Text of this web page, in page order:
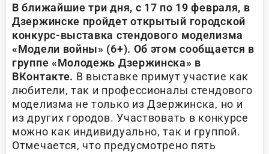
В ближайшие три дня, с 17 по 19 февраля, в
Дзержинске пройдет открытый городской
конкурс-выставка стендового моделизма
«Модели войны» (6+). Об этом сообщается в
группе «Молодежь Дзержинска» в
ВКонтакте. В выставке примут участие как
любители, так и профессионалы стендового
моделизма не только из Дзержинска, но и
из других городов. Участвовать в конкурсе
можно как индивидуально, так и группой.
Отмечается, что предусмотрено пять